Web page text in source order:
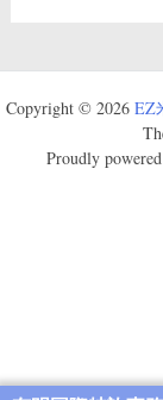
Copyright © 2026 EZ
Proudly